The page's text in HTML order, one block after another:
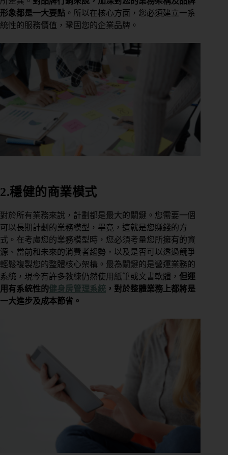
形象都是一大要點 。所以在核心方面，您必須建立一系
統性的服務價值，鞏固您的企業品牌。
2.穩健的商業模式
對於所有業務來說，計劃都是最大的關鍵。您需要一個
可以長期計劃的業務模型，畢竟，這就是您賺錢的方
式。在考慮您的業務模型時，您必須考量您所擁有的資
源、當前和未來的消費者趨勢，以及是否可以透過競爭
輕鬆複製您的整體核心架構。最為關鍵的是營運業務的
系統，現今有許多教練仍然使用紙筆或文書軟體， 但運
用有系統性的健身房管理系統 ，對於整體業務上都將是
一大進步及成本節省。